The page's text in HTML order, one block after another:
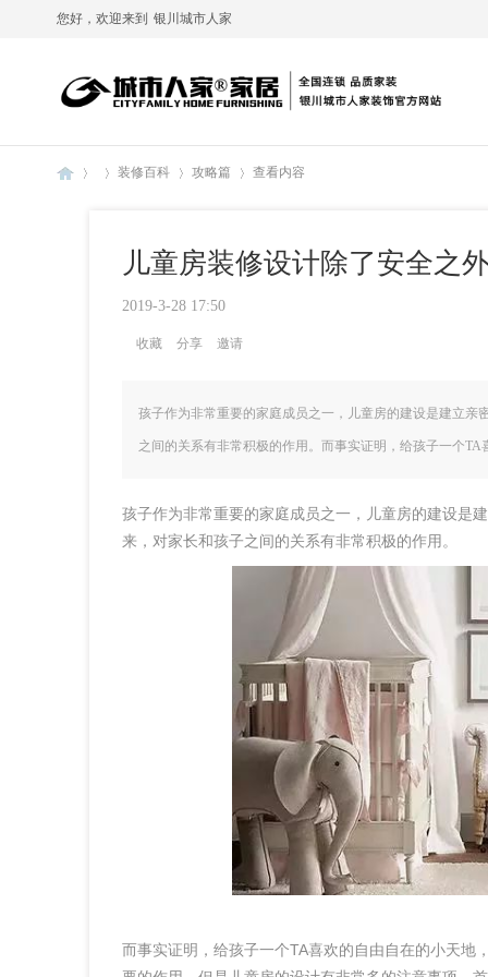
您好，欢迎来到 银川城市人家
装修百科
›
攻略篇
›
查看内容
儿童房装修设计除了安全之
2019-3-28 17:50
收藏 分享 邀请
孩子作为非常重要的家庭成员之一，儿童房的建设是建立
之间的关系有非常积极的作用。而事实证明，给孩子一个TA
孩子作为非常重要的家庭成员之一，儿童房的建设是
来，对家长和孩子之间的关系有非常积极的作用。
而事实证明，给孩子一个TA喜欢的自由自在的小天地